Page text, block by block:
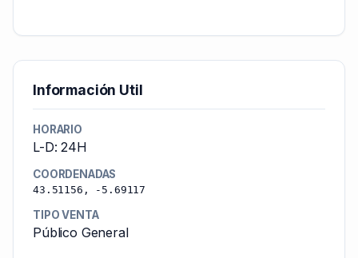
Información Util
HORARIO
L-D: 24H
COORDENADAS
43.51156, -5.69117
TIPO VENTA
Público General